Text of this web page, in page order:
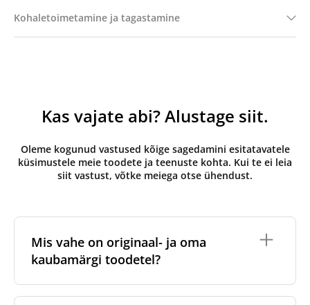
Kohaletoimetamine ja tagastamine
Kas vajate abi? Alustage siit.
Oleme kogunud vastused kõige sagedamini esitatavatele
küsimustele meie toodete ja teenuste kohta. Kui te ei leia
siit vastust, võtke meiega otse ühendust.
Mis vahe on originaal- ja oma
kaubamärgi toodetel?